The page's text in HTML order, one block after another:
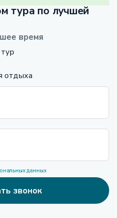
тура по лучшей
время
отдыха
данных
звонок